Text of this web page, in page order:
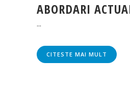
ABORDARI
...
CITESTE MAI MULT